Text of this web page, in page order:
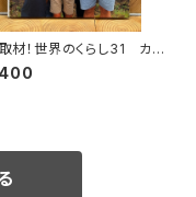
材！世界のくらし31 カナ